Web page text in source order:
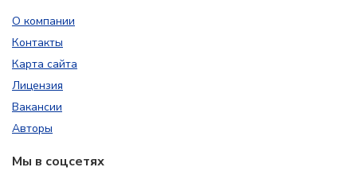
О компании
Контакты
Карта сайта
Лицензия
Вакансии
Авторы
Мы в соцсетях